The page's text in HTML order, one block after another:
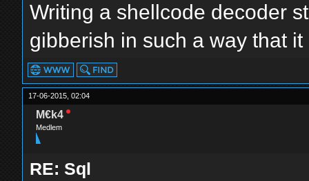
Writing a shellcode decoder
gibberish in such a way that
17-06-2015, 02:04
M€k4
Medlem
RE: Sql